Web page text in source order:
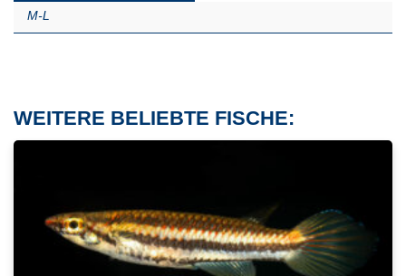
M-L
WEITERE BELIEBTE FISCHE: